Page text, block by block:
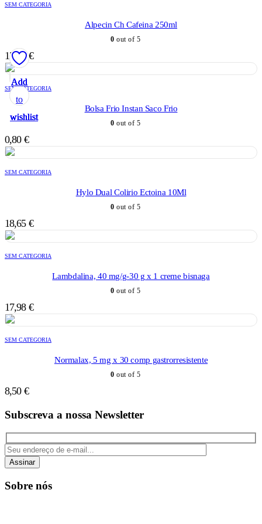
Add
to
wishlist
SEM CATEGORIA
Alpecin Ch Cafeina 250ml
0 out of 5
15,20€
Add
to
wishlist
SEM CATEGORIA
Bolsa Frio Instan Saco Frio
0 out of 5
0,80 €
Add
to
wishlist
SEM CATEGORIA
Hylo Dual Colirio Ectoina 10Ml
0 out of 5
18,65 €
Add
to
wishlist
SEM CATEGORIA
Lambdalina, 40 mg/g-30 g x 1 creme bisnaga
0 out of 5
17,98 €
Add
to
wishlist
SEM CATEGORIA
Normalax, 5 mg x 30 comp gastrorresistente
0 out of 5
8,50 €
Subscreva a nossa Newsletter
Assinar
Sobre nós